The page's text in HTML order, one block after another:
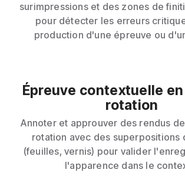
surimpressions et des zones de
pour détecter les erreurs
production d'une épreuve ou
Épreuve contextuelle
rotation
Annoter et approuver des rendus
rotation avec des superpositions
(feuilles, vernis) pour valider
l'apparence dans le